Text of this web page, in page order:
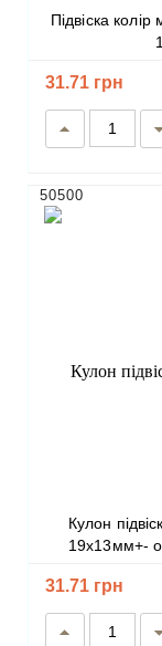
Підвіска колір металу срібло d-7х4,5мм+- отвір вушка
31.71 грн
Кулон підвіска Рукавички колір металу бронза d-
19х13мм+-
50500
31.71 грн